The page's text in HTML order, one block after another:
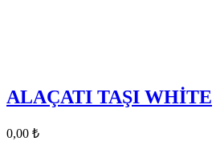
ALAÇATI TAŞI WHİTE
0,00 ₺